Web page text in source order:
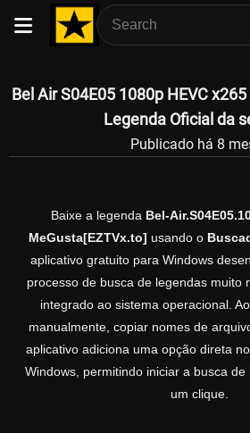
Bel Air S04E05 1080p HEVC
Legenda Oficial da
Publicado há 8
Baixe a legenda Bel-
MeGusta[EZTVx.to] usando o
aplicativo gratuito para Windows
processo de busca de legendas muito
integrado ao sistema operacional.
manualmente, copiar nomes de
aplicativo adiciona uma opção direta
Windows, permitindo iniciar a busca
um clique.